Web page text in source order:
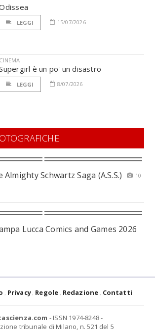
LEGGI 15/07/2026
CINEMA
è un po' un disastro
LEGGI 8/07/2026
Almighty Schwartz Saga (A.S.S.)
10
Lucca Comics and Games 2026
Privacy Regole Redazione Contatti
- ISSN 1974-8248 -
tribunale di Milano, n. 521 del 5